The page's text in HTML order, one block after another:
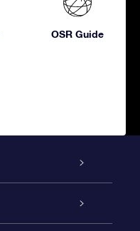
OSR Guide